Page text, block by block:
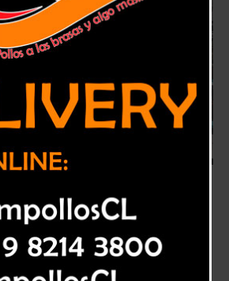
de un equipo de trabajo junto a tres
Juntos crearon una startup, están
próximamente, aterrizar en Chile.
médica de alta tecnología se están